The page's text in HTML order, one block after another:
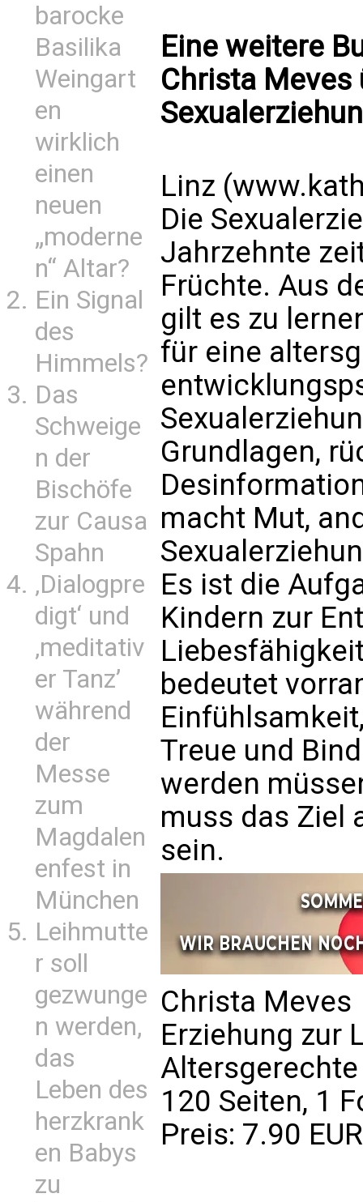
barocke
Basilika
Weingart
en
wirklich
einen
neuen
„moderne
n“ Altar?
Ein Signal
des
Himmels?
Das
Schweige
n der
Bischöfe
zur Causa
Spahn
‚Dialogpre
digt‘ und
‚meditativ
er Tanz’
während
der
Messe
zum
Magdalen
enfest in
München
Leihmutte
r soll
gezwunge
n werden,
das
Leben des
herzkrank
en Babys
zu
Eine weitere
Christa
Linz
Die
Jahrzehnte
Früchte. Aus
gilt es zu
für eine
Grundlagen,
macht Mut,
Es ist die
Kindern zur
bedeutet
Treue und
werden
muss das Ziel
sein.
Christa Meves
Erziehung zur
120 Seiten, 1
Preis: 7.90 EUR